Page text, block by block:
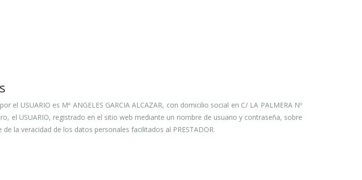
USUARIO es Mª ANGELES GARCIA ALCAZAR, con domicilio social en C/ LA PALMERA Nº
el USUARIO, registrado en el sitio web mediante un nombre de usuario y contraseña, sobre
la veracidad de los datos personales facilitados al PRESTADOR.